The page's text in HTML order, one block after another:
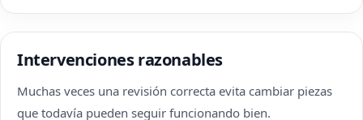
Intervenciones razonables
Muchas veces una revisión correcta evita cambiar piezas
que todavía pueden seguir funcionando bien.